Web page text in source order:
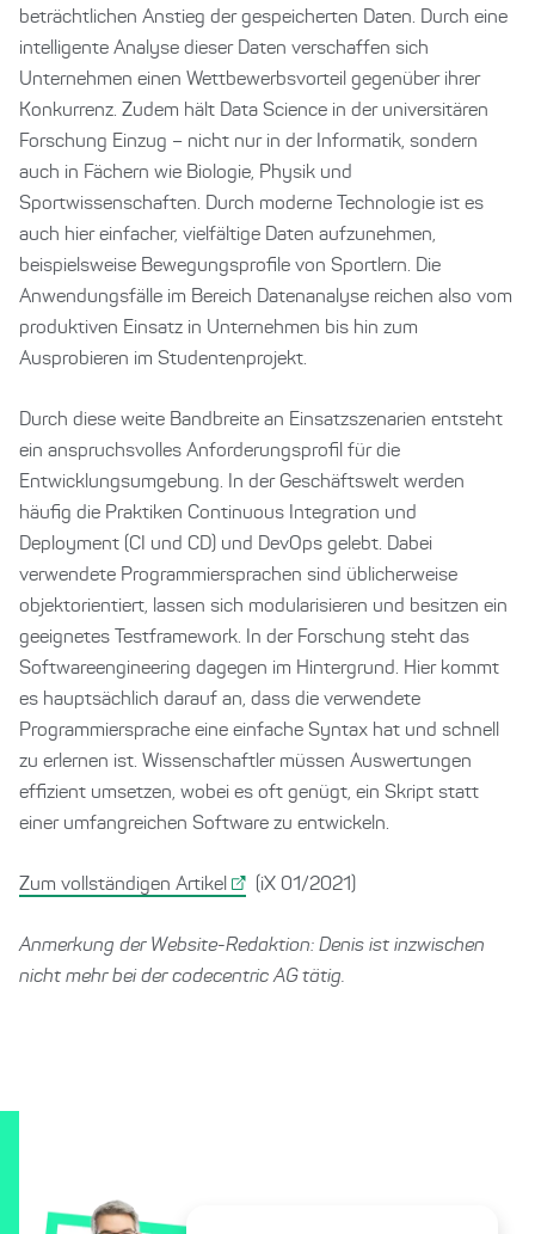
beträchtlichen Anstieg der gespeicherten Daten. Durch eine
intelligente Analyse dieser Daten verschaffen sich
Unternehmen einen Wettbewerbsvorteil gegenüber ihrer
Konkurrenz. Zudem hält Data Science in der universitären
Forschung Einzug – nicht nur in der Informatik, sondern
auch in Fächern wie Biologie, Physik und
Sportwissenschaften. Durch moderne Technologie ist es
auch hier einfacher, vielfältige Daten aufzunehmen,
beispielsweise Bewegungsprofile von Sportlern. Die
Anwendungsfälle im Bereich Datenanalyse reichen also vom
produktiven Einsatz in Unternehmen bis hin zum
Ausprobieren im Studentenprojekt.
Durch diese weite Bandbreite an Einsatzszenarien entsteht
ein anspruchsvolles Anforderungsprofil für die
Entwicklungsumgebung. In der Geschäftswelt werden
häufig die Praktiken Continuous Integration und
Deployment (CI und CD) und DevOps gelebt. Dabei
verwendete Programmiersprachen sind üblicherweise
objektorientiert, lassen sich modularisieren und besitzen ein
geeignetes Testframework. In der Forschung steht das
Softwareengineering dagegen im Hintergrund. Hier kommt
es hauptsächlich darauf an, dass die verwendete
Programmiersprache eine einfache Syntax hat und schnell
zu erlernen ist. Wissenschaftler müssen Auswertungen
effizient umsetzen, wobei es oft genügt, ein Skript statt
einer umfangreichen Software zu entwickeln.
Zum vollständigen Artikel (iX 01/2021)
Anmerkung der Website-Redaktion: Denis ist inzwischen
nicht mehr bei der codecentric AG tätig.